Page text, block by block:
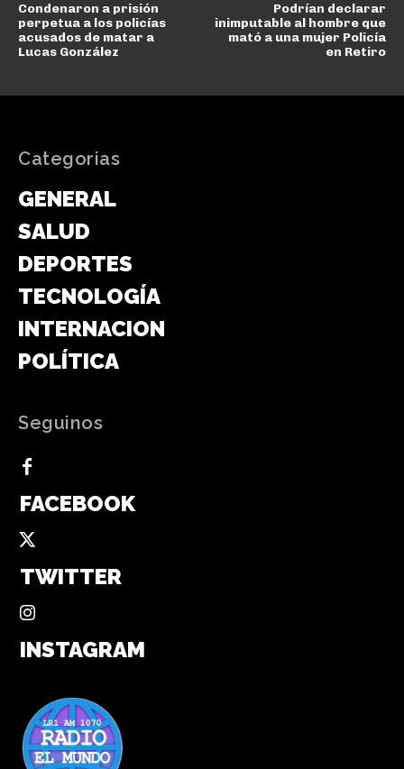
Condenaron a prisión
perpetua a los policías
acusados de matar a
Lucas González
Podrían declarar
inimputable al hombre que
mató a una mujer Policía
en Retiro
Categorias
GENERAL
SALUD
DEPORTES
TECNOLOGÍA
INTERNACIONAL
POLÍTICA
Seguinos
FACEBOOK
TWITTER
INSTAGRAM